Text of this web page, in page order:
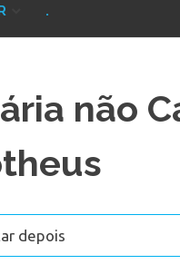
.
não
depois